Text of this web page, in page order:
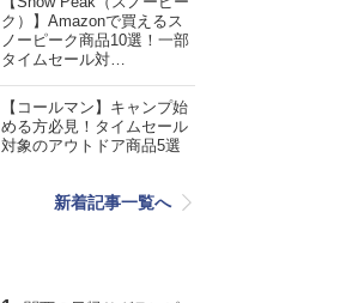
ク）】Amazonで買えるス
ノーピーク商品10選！一部
タイムセール対…
【コールマン】キャンプ始
める方必見！タイムセール
対象のアウトドア商品5選
新着記事一覧へ